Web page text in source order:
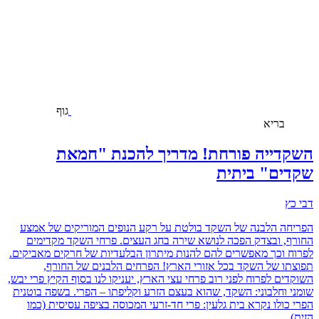
גוף
בריא
השקדייה פורחת! מדריך להכנת "חמאת
שקדים" ביתית
דבי כץ
הפריחה הלבנה של השקד בולטת על רקע הנופים המוריקים של אמצע
החורף, ובצדק הפכה לנושא שירה בחג העצים. פרחי השקד מקדימים
לפרוח וכך מאפשרים להם להנות מיתרון הבלעדיות של חרקים מאביקים.
תפוצתו של השקד בכל אזורי הארץ! הפרחים הלבנים של החורף,
השוקדים לפרוח לפני רוב פרחי עצי הארץ, יעניקו לנו בסוף הקיץ פרי יבש,
שומני וחלבוני: השקד, שהוא בעצם הזרע וקליפתו – הפרי. בשפה בוטנית
הפרי כולו נקרא בית גלעין: פרי חד-זרעי המכוסה בציפה עסיסית (כמו